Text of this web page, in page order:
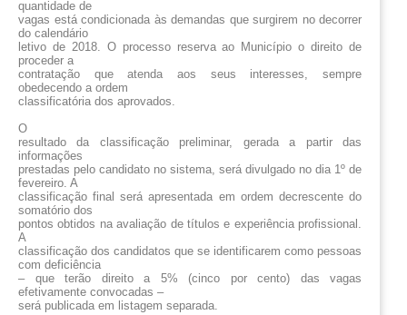
quantidade de
vagas está condicionada às demandas que surgirem no decorrer
do calendário
letivo de 2018. O processo reserva ao Município o direito de
proceder a
contratação que atenda aos seus interesses, sempre
obedecendo a ordem
classificatória dos aprovados.
O
resultado da classificação preliminar, gerada a partir das
informações
prestadas pelo candidato no sistema, será divulgado no dia 1º de
fevereiro. A
classificação final será apresentada em ordem decrescente do
somatório dos
pontos obtidos na avaliação de títulos e experiência profissional.
A
classificação dos candidatos que se identificarem como pessoas
com deficiência
– que terão direito a 5% (cinco por cento) das vagas
efetivamente convocadas –
será publicada em listagem separada.